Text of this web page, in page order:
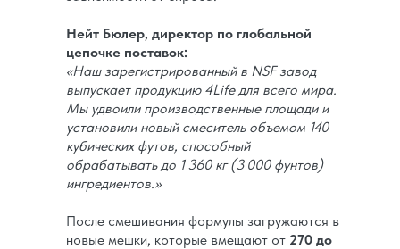
Нейт Бюлер, директор по глобальной
цепочке поставок:
«Наш зарегистрированный в NSF завод
выпускает продукцию 4Life для всего мира.
Мы удвоили производственные площади и
установили новый смеситель объемом 140
кубических футов, способный
обрабатывать до 1 360 кг (3 000 фунтов)
ингредиентов.»
После смешивания формулы загружаются в
новые мешки, которые вмещают от 270 до